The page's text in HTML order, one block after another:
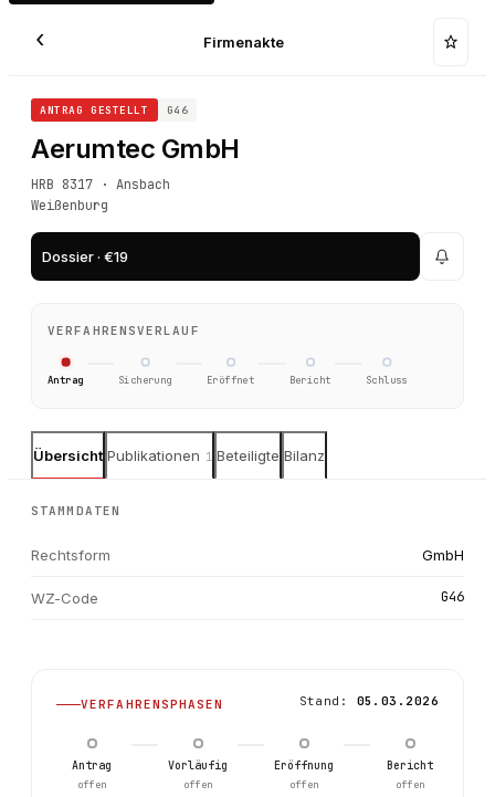
‹ Firmenakte
ANTRAG GESTELLT G46
Aerumtec GmbH
HRB 8317 · Ansbach
Weißenburg
Dossier · €19
VERFAHRENSVERLAUF
Antrag Sicherung Eröffnet Bericht Schluss
Übersicht Publikationen 1 Beteiligte Bilanz
STAMMDATEN
Rechtsform GmbH
WZ-Code G46
VERFAHRENSPHASEN Stand: 05.03.2026
Antrag
offen
Vorläufig
offen
Eröffnung
offen
Bericht
offen